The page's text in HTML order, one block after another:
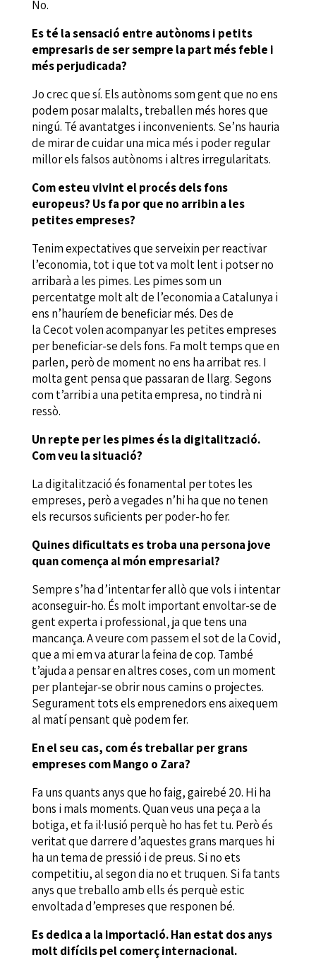
No.
Es té la sensació entre autònoms i petits
empresaris de ser sempre la part més feble i
més perjudicada?
Jo crec que sí. Els autònoms som gent que no ens
podem posar malalts, treballen més hores que
ningú. Té avantatges i inconvenients. Se’ns hauria
de mirar de cuidar una mica més i poder regular
millor els falsos autònoms i altres irregularitats.
Com esteu vivint el procés dels fons
europeus? Us fa por que no arribin a les
petites empreses?
Tenim expectatives que serveixin per reactivar
l’economia, tot i que tot va molt lent i potser no
arribarà a les pimes. Les pimes som un
percentatge molt alt de l’economia a Catalunya i
ens n’hauríem de beneficiar més. Des de
la Cecot volen acompanyar les petites empreses
per beneficiar-se dels fons. Fa molt temps que en
parlen, però de moment no ens ha arribat res. I
molta gent pensa que passaran de llarg. Segons
com t’arribi a una petita empresa, no tindrà ni
ressò.
Un repte per les pimes és la digitalització.
Com veu la situació?
La digitalització és fonamental per totes les
empreses, però a vegades n’hi ha que no tenen
els recursos suficients per poder-ho fer.
Quines dificultats es troba una persona jove
quan comença al món empresarial?
Sempre s’ha d’intentar fer allò que vols i intentar
aconseguir-ho. És molt important envoltar-se de
gent experta i professional, ja que tens una
mancança. A veure com passem el sot de la Covid,
que a mi em va aturar la feina de cop. També
t’ajuda a pensar en altres coses, com un moment
per plantejar-se obrir nous camins o projectes.
Segurament tots els emprenedors ens aixequem
al matí pensant què podem fer.
En el seu cas, com és treballar per grans
empreses com Mango o Zara?
Fa uns quants anys que ho faig, gairebé 20. Hi ha
bons i mals moments. Quan veus una peça a la
botiga, et fa il·lusió perquè ho has fet tu. Però és
veritat que darrere d’aquestes grans marques hi
ha un tema de pressió i de preus. Si no ets
competitiu, al segon dia no et truquen. Si fa tants
anys que treballo amb ells és perquè estic
envoltada d’empreses que responen bé.
Es dedica a la importació. Han estat dos anys
molt difícils pel comerç internacional.